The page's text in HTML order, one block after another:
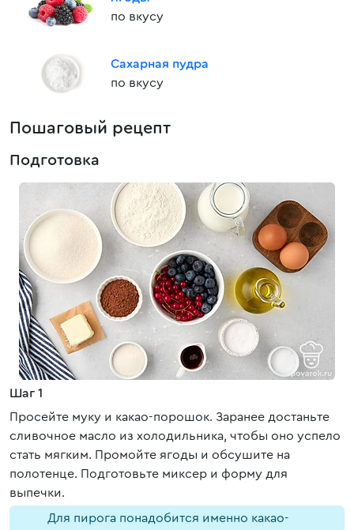
по вкусу
Сахарная пудра
по вкусу
Пошаговый рецепт
Подготовка
Шаг 1
Просейте муку и какао-порошок. Заранее достаньте
сливочное масло из холодильника, чтобы оно успело
стать мягким. Промойте ягоды и обсушите на
полотенце. Подготовьте миксер и форму для
выпечки.
Для пирога понадобится именно какао-